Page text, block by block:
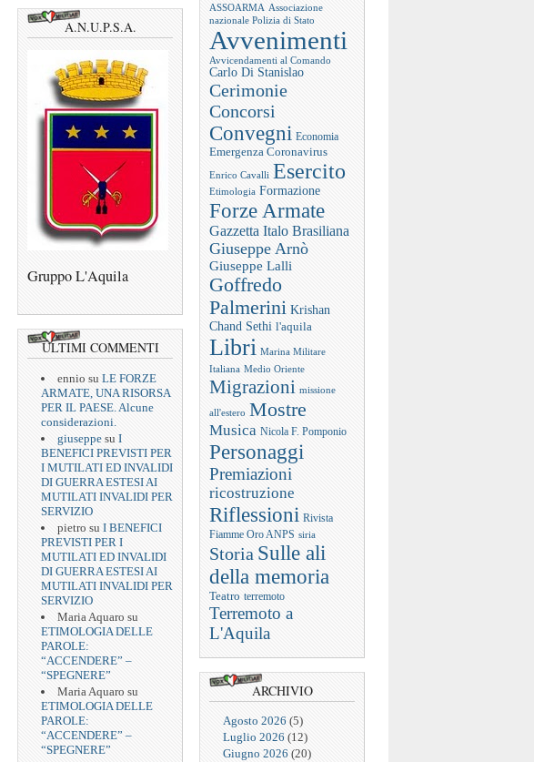
A.N.U.P.S.A.
Gruppo L'Aquila
ULTIMI COMMENTI
ennio su LE FORZE
ARMATE, UNA RISORSA
PER IL PAESE. Alcune
considerazioni.
giuseppe su I
BENEFICI PREVISTI PER
I MUTILATI ED INVALIDI
DI GUERRA ESTESI AI
MUTILATI INVALIDI PER
SERVIZIO
pietro su I BENEFICI
PREVISTI PER I
MUTILATI ED INVALIDI
DI GUERRA ESTESI AI
MUTILATI INVALIDI PER
SERVIZIO
Maria Aquaro su
ETIMOLOGIA DELLE
PAROLE:
“ACCENDERE” –
“SPEGNERE”
Maria Aquaro su
ETIMOLOGIA DELLE
PAROLE:
“ACCENDERE” –
“SPEGNERE”
ASSOARMA Associazione
nazionale Polizia di Stato
Avvenimenti
Avvicendamenti al Comando
Carlo Di Stanislao
Cerimonie
Concorsi
Convegni Economia
Emergenza Coronavirus
Enrico Cavalli Esercito
Etimologia Formazione
Forze Armate
Gazzetta Italo Brasiliana
Giuseppe Arnò
Giuseppe Lalli
Goffredo
Palmerini Krishan
Chand Sethi l'aquila
Libri Marina Militare
Italiana Medio Oriente
Migrazioni missione
all'estero Mostre
Musica Nicola F. Pomponio
Personaggi
Premiazioni
ricostruzione
Riflessioni Rivista
Fiamme Oro ANPS siria
Storia Sulle ali
della memoria
Teatro terremoto
Terremoto a
L'Aquila
ARCHIVIO
Agosto 2026 (5)
Luglio 2026 (12)
Giugno 2026 (20)